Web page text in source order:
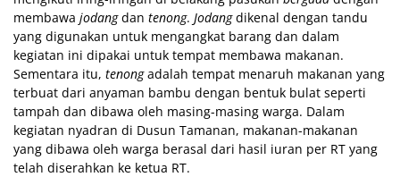
membawa jodangdan tenong. Jodangdikenal dengan tandu
yang digunakan untuk mengangkat barang dan dalam
kegiatan ini dipakai untuk tempat membawa makanan.
Sementara itu, tenongadalah tempat menaruh makanan yang
terbuat dari anyaman bambu dengan bentuk bulat seperti
tampah dan dibawa oleh masing-masing warga. Dalam
kegiatan nyadran di Dusun Tamanan, makanan-makanan
yang dibawa oleh warga berasal dari hasil iuran per RT yang
telah diserahkan ke ketua RT.